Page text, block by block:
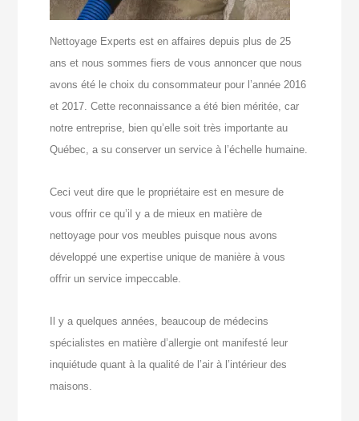
Nettoyage Experts est en affaires depuis plus de 25
ans et nous sommes fiers de vous annoncer que nous
avons été le choix du consommateur pour l’année 2016
et 2017. Cette reconnaissance a été bien méritée, car
notre entreprise, bien qu’elle soit très importante au
Québec, a su conserver un service à l’échelle humaine.
Ceci veut dire que le propriétaire est en mesure de
vous offrir ce qu’il y a de mieux en matière de
nettoyage pour vos meubles puisque nous avons
développé une expertise unique de manière à vous
offrir un service impeccable.
Il y a quelques années, beaucoup de médecins
spécialistes en matière d’allergie ont manifesté leur
inquiétude quant à la qualité de l’air à l’intérieur des
maisons.